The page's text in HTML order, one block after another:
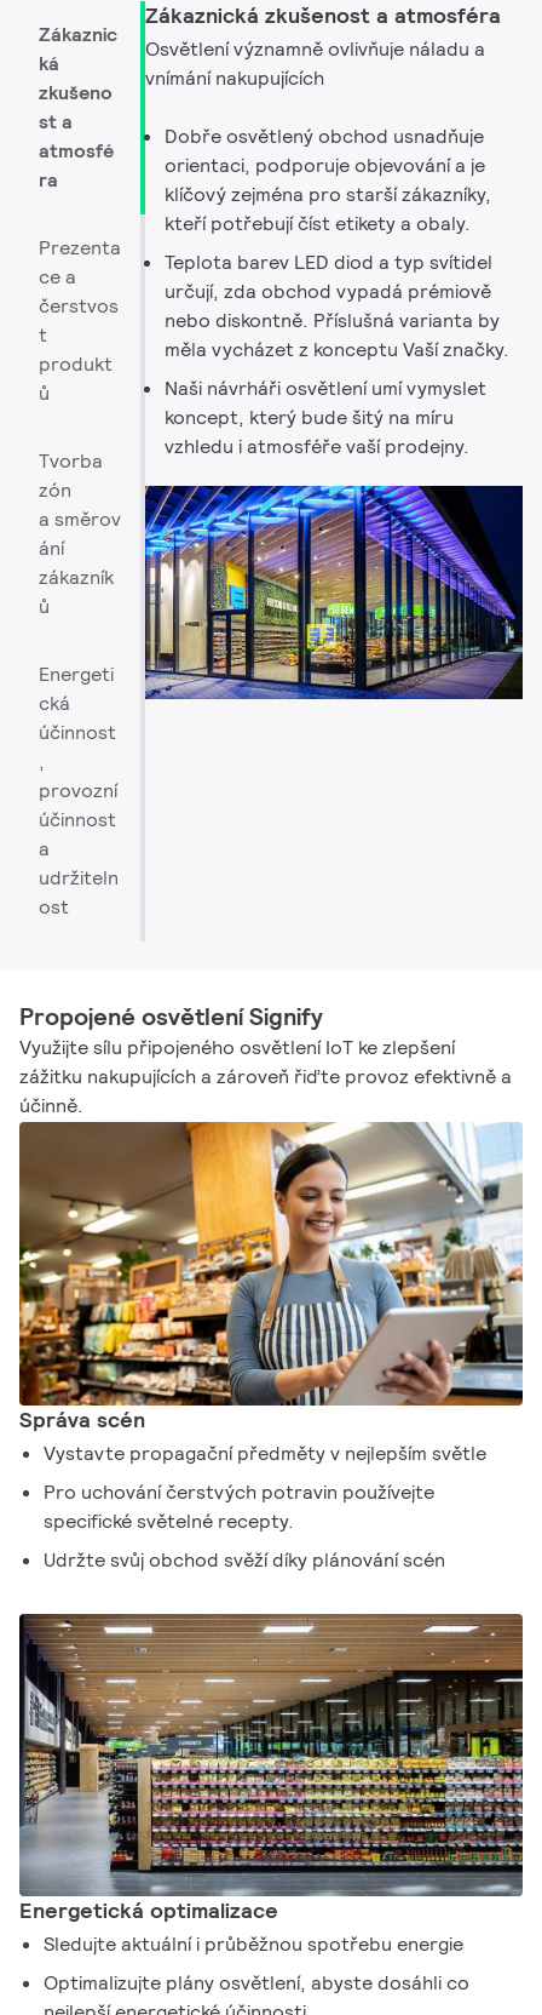
Zákaznic
ká
zkušeno
st a
atmosfé
ra
Prezenta
ce a
čerstvos
t
produkt
ů
Tvorba
zón
a směrov
ání
zákazník
ů
Energeti
cká
účinnost
,
provozní
účinnost
a
udržiteln
ost​
Zákaznická zkušenost a atmosféra
Osvětlení významně ovlivňuje náladu a
vnímání nakupujících
Dobře osvětlený obchod usnadňuje
orientaci, podporuje objevování a je
klíčový zejména pro starší zákazníky,
kteří potřebují číst etikety a obaly.
Teplota barev LED diod a typ svítidel
určují, zda obchod vypadá prémiově
nebo diskontně. Příslušná varianta by
měla vycházet z konceptu Vaší značky.
Naši návrháři osvětlení umí vymyslet
koncept, který bude šitý na míru
vzhledu i atmosféře vaší prodejny.
Propojené osvětlení Signify
Využijte sílu připojeného osvětlení IoT ke zlepšení
zážitku nakupujících a zároveň řiďte provoz efektivně a
účinně.
Správa scén
Vystavte propagační předměty v nejlepším světle
Pro uchování čerstvých potravin používejte
specifické světelné recepty.
Udržte svůj obchod svěží díky plánování scén
Energetická optimalizace
Sledujte aktuální i průběžnou spotřebu energie
Optimalizujte plány osvětlení, abyste dosáhli co